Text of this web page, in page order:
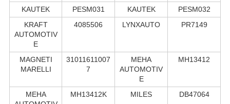
KAUTEK
PESM031 KAUTEK
PESM032
KRAFT
AUTOMOTIV
E
4085506 LYNXAUTO PR7149
MAGNETI
MARELLI
31011611007
7
MEHA
AUTOMOTIV
E
MH13412
MEHA
MH13412K MILES DB47064